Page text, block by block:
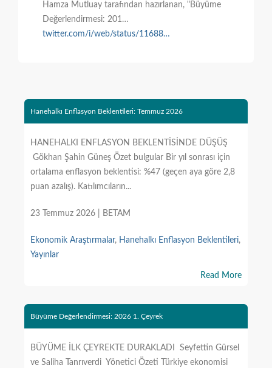
Hamza Mutluay tarafından hazırlanan, "Büyüme
Değerlendirmesi: 201…
twitter.com/i/web/status/11688…
Hanehalkı Enflasyon Beklentileri: Temmuz 2026
HANEHALKI ENFLASYON BEKLENTİSİNDE DÜŞÜŞ
Gökhan Şahin Güneş Özet bulgular Bir yıl sonrası için
ortalama enflasyon beklentisi: %47 (geçen aya göre 2,8
puan azalış). Katılımcıların...
23 Temmuz 2026 | BETAM
Ekonomik Araştırmalar, Hanehalkı Enflasyon Beklentileri,
Yayınlar
Read More
Büyüme Değerlendirmesi: 2026 1. Çeyrek
BÜYÜME İLK ÇEYREKTE DURAKLADI Seyfettin Gürsel
ve Saliha Tanrıverdi Yönetici Özeti Türkiye ekonomisi